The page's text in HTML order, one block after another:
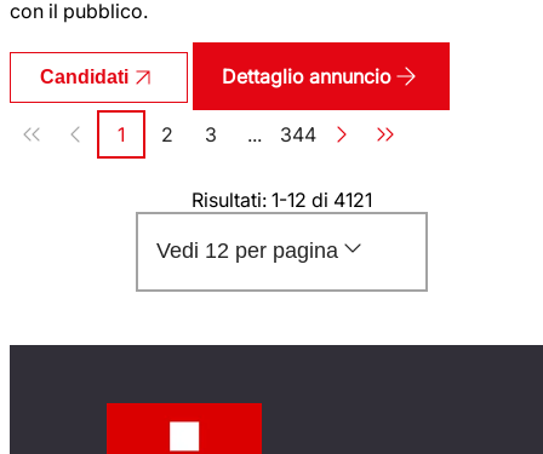
con il pubblico.
Candidati Dettaglio annuncio
Paginazione
Pagina
1 Pagina
2 Pagina
3 ... Pagina
344
Risultati: 1-12 di 4121
Vedi 12 per pagina